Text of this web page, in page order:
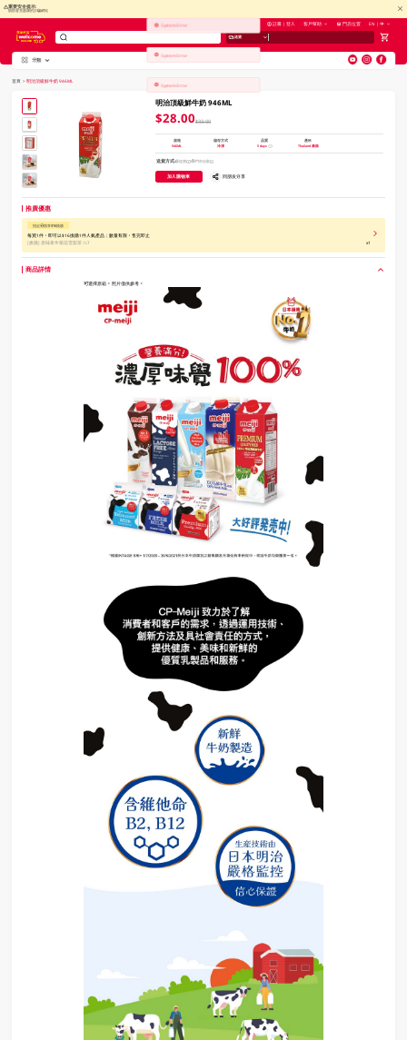
重要安全提示:
慎防冒充惠康的詐騙網站
註冊 | 登入 客戶幫助 門店位置 EN | 中
送貨
分類
首頁 >明治頂級鮮牛奶 946ML
明治頂級鮮牛奶 946ML
$28.00$33.00
規格
946ML
儲存方式
冷凍
品質
5 days
產地
Thailand 泰國
送貨方式 送貨 門市自取
加入購物車 同朋友分享
推廣優惠
指定分類享$16換購
每買1件，即可以$16換購1件人氣產品；數量有限，售完即止
[换購] 原味家作菊花雪梨茶 1LT x1
商品詳情
可選擇原箱。 照片僅供參考。
System Error